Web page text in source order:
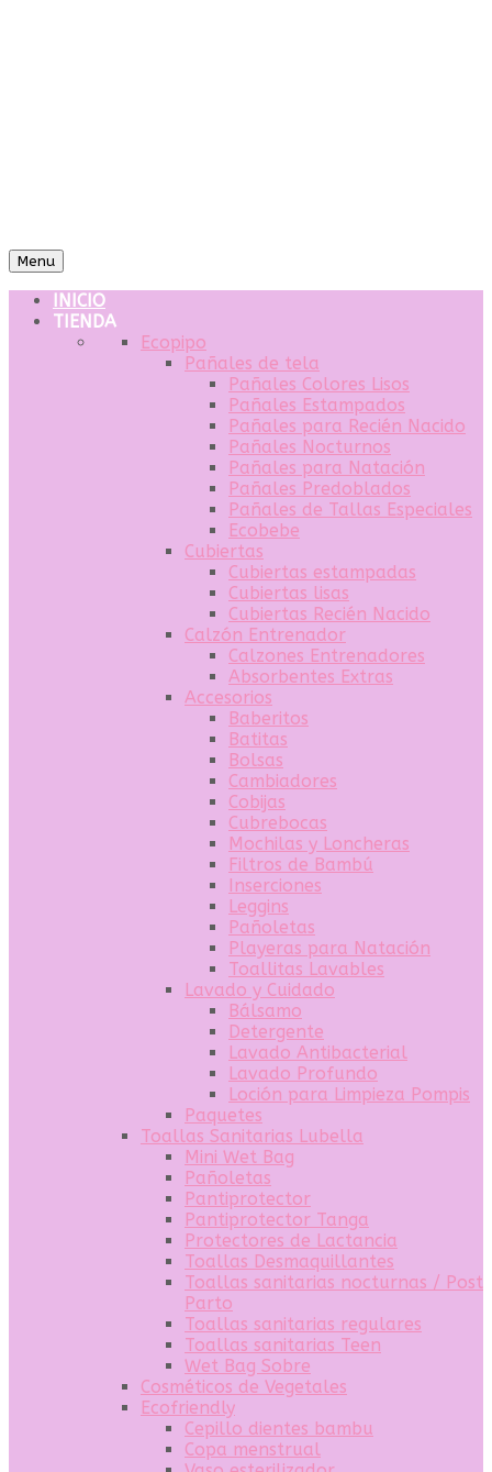
Menu
INICIO
TIENDA
Ecopipo
Pañales de tela
Pañales Colores Lisos
Pañales Estampados
Pañales para Recién Nacido
Pañales Nocturnos
Pañales para Natación
Pañales Predoblados
Pañales de Tallas Especiales
Ecobebe
Cubiertas
Cubiertas estampadas
Cubiertas lisas
Cubiertas Recién Nacido
Calzón Entrenador
Calzones Entrenadores
Absorbentes Extras
Accesorios
Baberitos
Batitas
Bolsas
Cambiadores
Cobijas
Cubrebocas
Mochilas y Loncheras
Filtros de Bambú
Inserciones
Leggins
Pañoletas
Playeras para Natación
Toallitas Lavables
Lavado y Cuidado
Bálsamo
Detergente
Lavado Antibacterial
Lavado Profundo
Loción para Limpieza Pompis
Paquetes
Toallas Sanitarias Lubella
Mini Wet Bag
Pañoletas
Pantiprotector
Pantiprotector Tanga
Protectores de Lactancia
Toallas Desmaquillantes
Toallas sanitarias nocturnas / Post
Parto
Toallas sanitarias regulares
Toallas sanitarias Teen
Wet Bag Sobre
Cosméticos de Vegetales
Ecofriendly
Cepillo dientes bambu
Copa menstrual